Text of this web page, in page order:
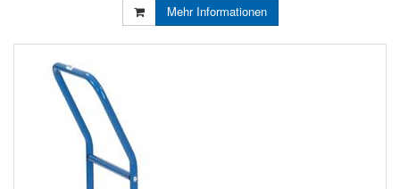
Mehr Informationen